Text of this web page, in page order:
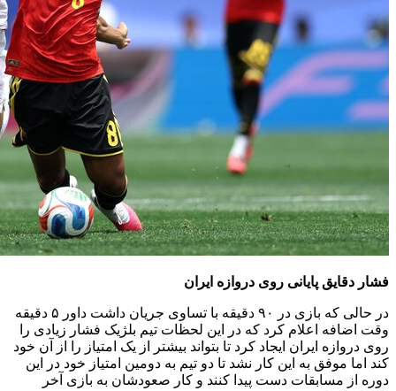
فشار دقایق پایانی روی دروازه ایران
در حالی که بازی در ۹۰ دقیقه با تساوی جریان داشت داور ۵ دقیقه
وقت اضافه اعلام کرد که در این لحظات تیم بلژیک فشار زیادی را
روی دروازه ایران ایجاد کرد تا بتواند بیشتر از یک امتیاز را از آن خود
کند اما موفق به این کار نشد تا دو تیم به دومین امتیاز خود در این
دوره از مسابقات دست پیدا کنند و کار صعودشان به بازی آخر